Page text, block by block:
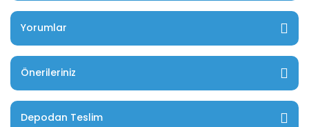
Yorumlar
Önerileriniz
Depodan Teslim